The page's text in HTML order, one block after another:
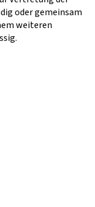
oder gemeinsam
weiteren